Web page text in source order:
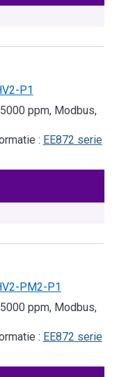
P1
ppm, Modbus,
: EE872 serie
PM2-P1
ppm, Modbus,
: EE872 serie